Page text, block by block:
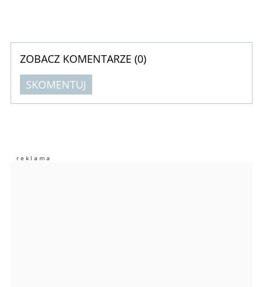
ZOBACZ KOMENTARZE (0)
SKOMENTUJ
Imię (Wymagane)